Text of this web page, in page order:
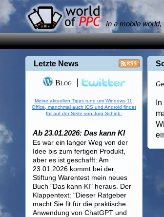
In a mobile
Letzte News
Blog
Meine aktuellen Tipps rund um Windows 11,
Office, manchmal auch iOS und Android findet
Ihr auf der Seite von Jörg Schieb.
Ab 23.01.2026: Das kann KI
Es war ein langer Weg von der
Idee bis zum fertigen Produkt,
aber es ist geschafft: Am
23.01.2026 kommt bei der
Stiftung Warentest mein neues
Buch "Das kann KI" heraus. Der
Klappentext: "Dieser Ratgeber
macht Sie fit für die praktische
Anwendung von ChatGPT und